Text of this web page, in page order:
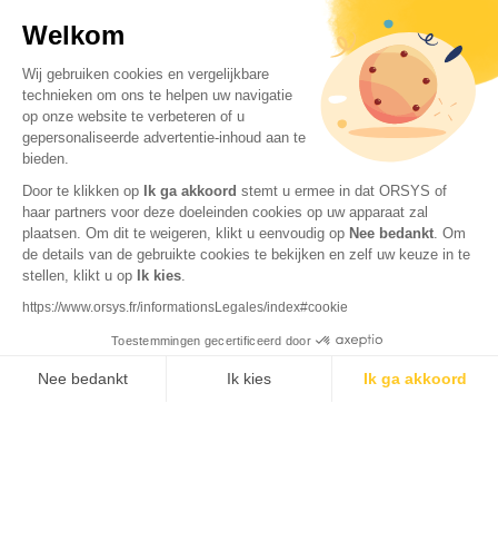
Welkom
Wij gebruiken cookies en vergelijkbare
technieken om ons te helpen uw navigatie
op onze website te verbeteren of u
gepersonaliseerde advertentie-inhoud aan te
bieden.
Door te klikken op
Ik ga akkoord stemt u ermee in dat ORSYS of
haar partners voor deze doeleinden cookies op uw apparaat zal
plaatsen. Om dit te weigeren, klikt u eenvoudig op Nee bedankt. Om
de details van de gebruikte cookies te bekijken en zelf uw keuze in te
stellen, klikt u op
Ik kies.
https://www.orsys.fr/informationsLegales/index#cookie
Toestemmingen gecertificeerd door
Nee bedankt Ik kies
Ik ga akkoord
© 2026 ORSYS
Wettelijke vermeldingen
Verkoopvoorwaarden